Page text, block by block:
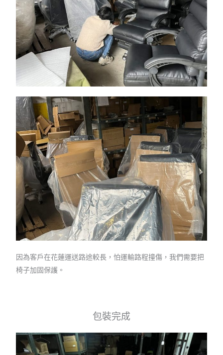
因為客戶在花蓮運送路途較長，怕運輸路程撞傷，我們需要把
椅子加固保護。
包裝完成